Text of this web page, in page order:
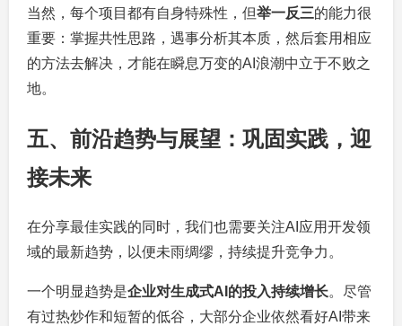
当然，每个项目都有自身特殊性，但举一反三的能力很
重要：掌握共性思路，遇事分析其本质，然后套用相应
的方法去解决，才能在瞬息万变的AI浪潮中立于不败之
地。
五、前沿趋势与展望：巩固实践，迎
接未来
在分享最佳实践的同时，我们也需要关注AI应用开发领
域的最新趋势，以便未雨绸缪，持续提升竞争力。
一个明显趋势是企业对生成式AI的投入持续增长。尽管
有过热炒作和短暂的低谷，大部分企业依然看好AI带来